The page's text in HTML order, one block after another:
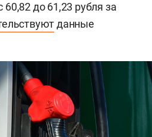
до 61,23 рубля за
данные